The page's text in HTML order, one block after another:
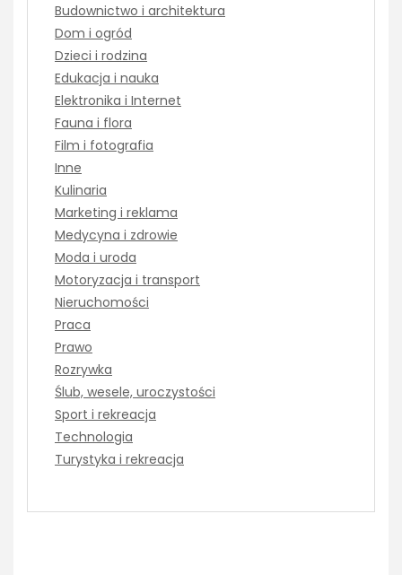
Budownictwo i architektura
Dom i ogród
Dzieci i rodzina
Edukacja i nauka
Elektronika i Internet
Fauna i flora
Film i fotografia
Inne
Kulinaria
Marketing i reklama
Medycyna i zdrowie
Moda i uroda
Motoryzacja i transport
Nieruchomości
Praca
Prawo
Rozrywka
Ślub, wesele, uroczystości
Sport i rekreacja
Technologia
Turystyka i rekreacja